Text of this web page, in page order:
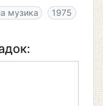
музика 1975